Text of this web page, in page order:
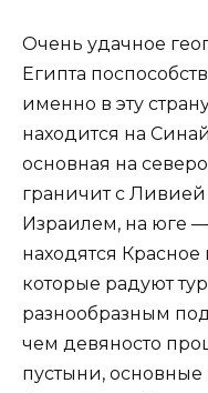
Очень удачное
Египта
именно в эту
находится на
основная на
граничит с Ливией
Израилем, на юге
находятся
которые радуют
разнообразным
чем девяносто
пустыни,